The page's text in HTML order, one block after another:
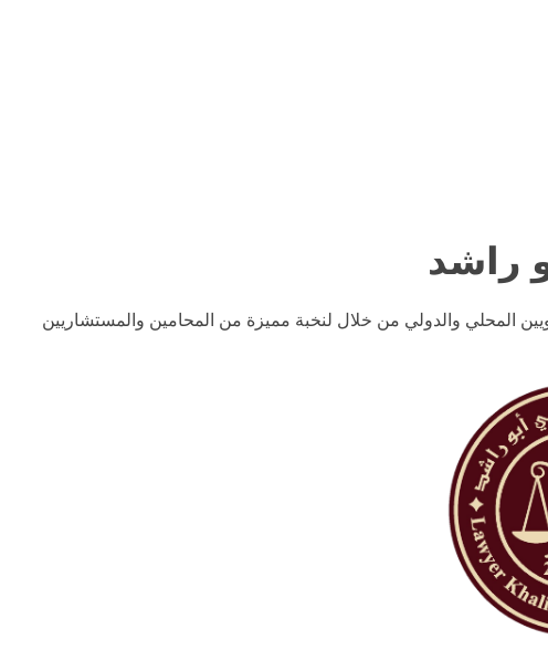
المحلي والدولي من خلال لنخبة مميزة من المحامين والمستشاريين